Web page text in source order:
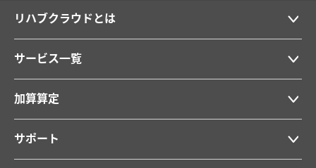
リハブクラウドとは
サービス一覧
加算算定
サポート